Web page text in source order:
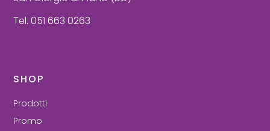
Tel. 051 663 0263
SHOP
Prodotti
Promo